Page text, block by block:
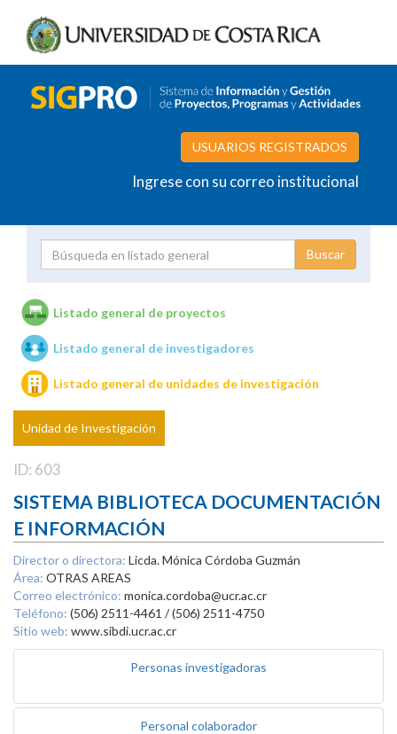
USUARIOS REGISTRADOS
Ingrese con su correo institucional
Unidades de investigación
Listado general de proyectos
Listado general de investigadores
Listado general de unidades de investigación
Unidad de Investigación
ID: 603
SISTEMA BIBLIOTECA DOCUMENTACIÓN
E INFORMACIÓN
Director o directora: Licda. Mónica Córdoba Guzmán
Área: OTRAS AREAS
Correo electrónico: monica.cordoba@ucr.ac.cr
Teléfono: (506) 2511-4461 / (506) 2511-4750
Sitio web: www.sibdi.ucr.ac.cr
Personas investigadoras
Personal colaborador